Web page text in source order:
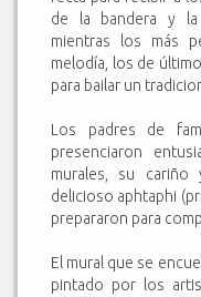
de la bandera y la
mientras los más
melodía, los de
para bailar un
Los padres de
presenciaron
murales, su
delicioso aphtaphi
prepararon para
El mural que se
pintado por los